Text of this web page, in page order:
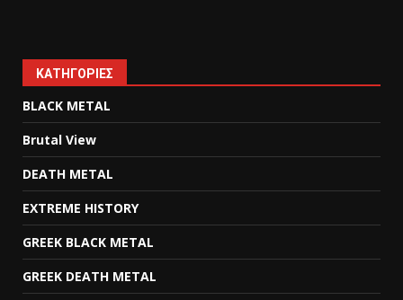
KΑΤΗΓΟΡΊΕΣ
BLACK METAL
Brutal View
DEATH METAL
EXTREME HISTORY
GREEK BLACK METAL
GREEK DEATH METAL